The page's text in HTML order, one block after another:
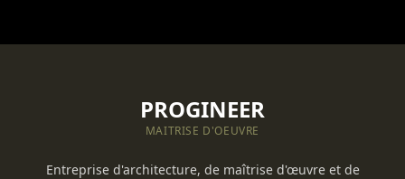
PROGINEER
MAITRISE D'OEUVRE
Entreprise d'architecture, de maîtrise d'œuvre et de